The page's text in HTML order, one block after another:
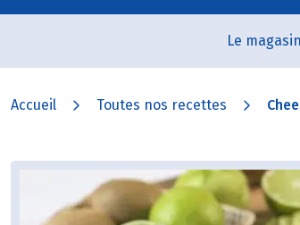
Le magasin
Accueil Toutes nos recettes